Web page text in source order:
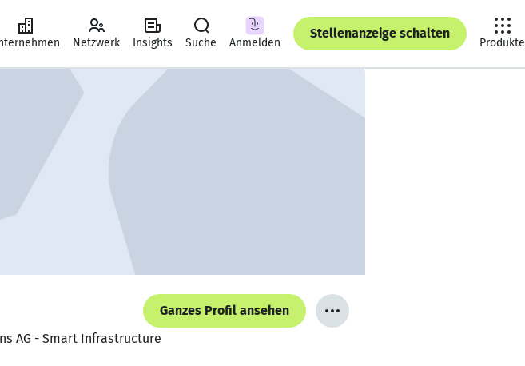
Netzwerk Insights Suche Anmelden
Stellenanzeige schalten
Produkte
Ganzes Profil ansehen
AG - Smart Infrastructure